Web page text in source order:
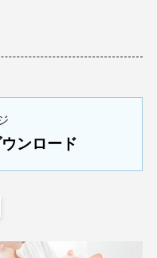
ンロード